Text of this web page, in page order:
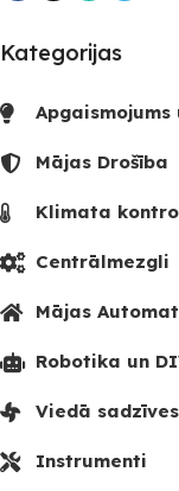
Kategorijas
Mājas Drošība
Klimata
Centrālmezgli
Mājas
Robotika un
Viedā
Instrumenti